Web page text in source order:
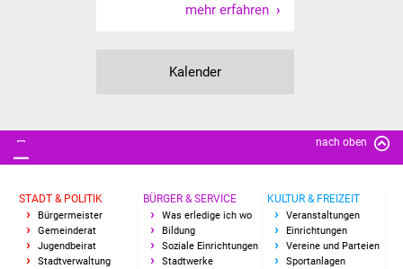
mehr erfahren
Kalender
nach oben
STADT & POLITIK
Bürgermeister
Gemeinderat
Jugendbeirat
Stadtverwaltung
BÜRGER & SERVICE
Was erledige ich wo
Bildung
Soziale Einrichtungen
Stadtwerke
KULTUR & FREIZEIT
Veranstaltungen
Einrichtungen
Vereine und Parteien
Sportanlagen